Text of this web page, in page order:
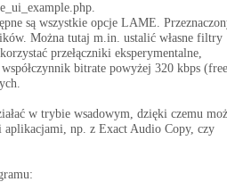
są wszystkie opcje LAME.
Można tutaj m.in. ustalić własne filtry
przełączniki eksperymentalne,
bitrate powyżej 320 kbps (free
w trybie wsadowym, dzięki czemu
aplikacjami, np. z Exact Audio Copy, czy